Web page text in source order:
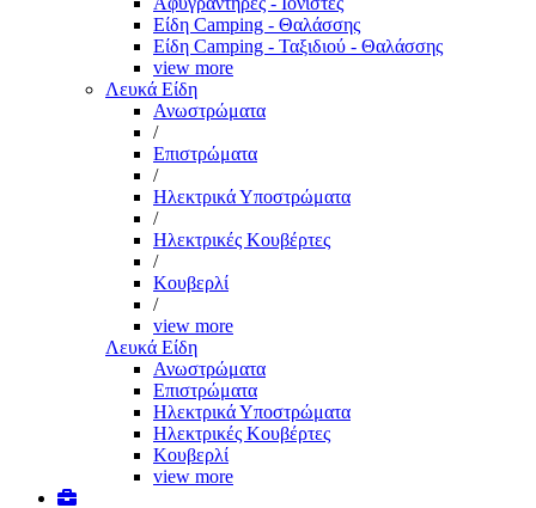
Είδη Camping - Θαλάσσης
Είδη Camping - Ταξιδιού - Θαλάσσης
view more
Λευκά Είδη
Ανωστρώματα
/
Επιστρώματα
/
Ηλεκτρικά Υποστρώματα
/
Ηλεκτρικές Κουβέρτες
/
Κουβερλί
/
view more
Λευκά Είδη
Ανωστρώματα
Επιστρώματα
Ηλεκτρικά Υποστρώματα
Ηλεκτρικές Κουβέρτες
Κουβερλί
view more